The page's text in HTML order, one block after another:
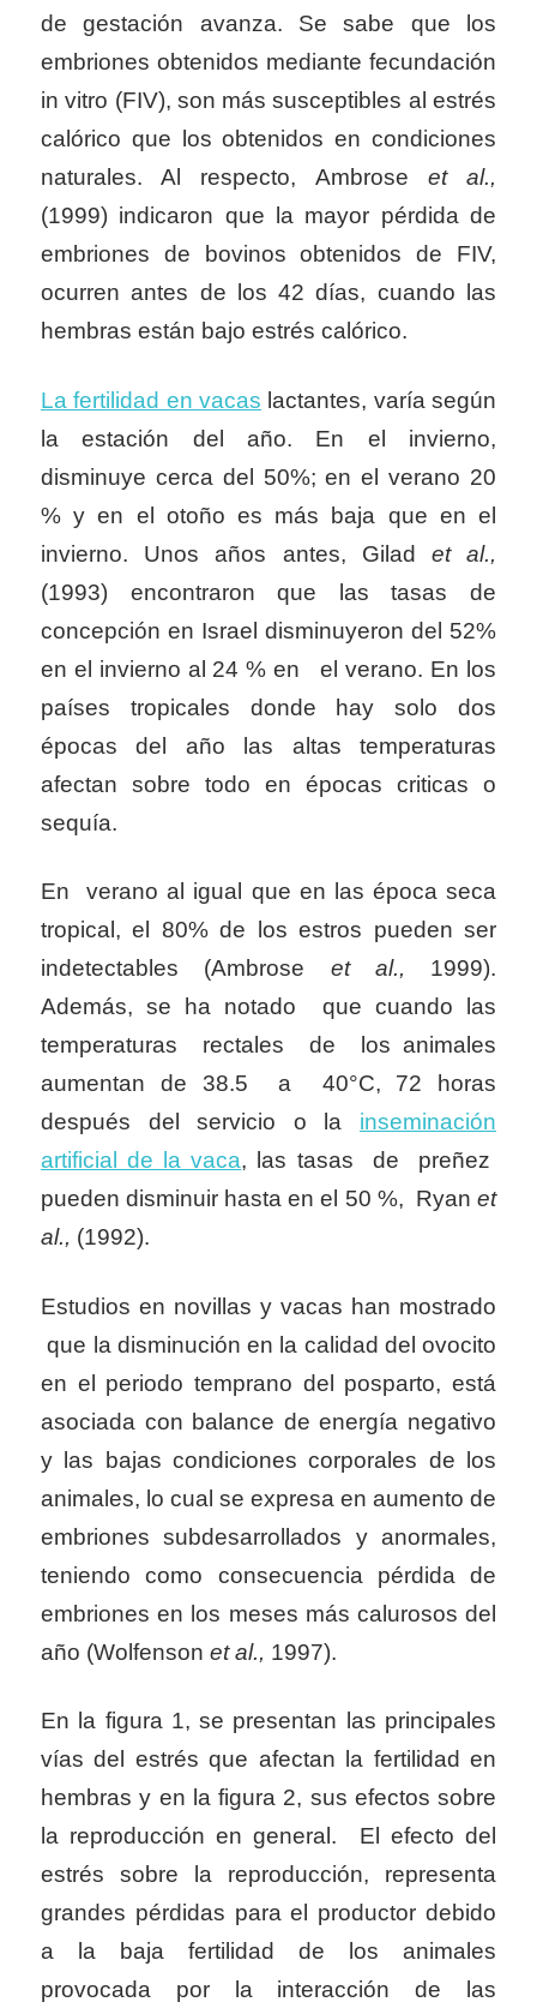
de gestación avanza. Se sabe que los
embriones obtenidos mediante fecundación
in vitro (FIV), son más susceptibles al estrés
calórico que los obtenidos en condiciones
naturales. Al respecto, Ambrose et al.,
(1999) indicaron que la mayor pérdida de
embriones de bovinos obtenidos de FIV,
ocurren antes de los 42 días, cuando las
hembras están bajo estrés calórico.
La fertilidad en vacas lactantes, varía según
la estación del año. En el invierno,
disminuye cerca del 50%; en el verano 20
% y en el otoño es más baja que en el
invierno. Unos años antes, Gilad et al.,
(1993) encontraron que las tasas de
concepción en Israel disminuyeron del 52%
en el invierno al 24 % en el verano. En los
países tropicales donde hay solo dos
épocas del año las altas temperaturas
afectan sobre todo en épocas criticas o
sequía.
En verano al igual que en las época seca
tropical, el 80% de los estros pueden ser
indetectables (Ambrose et al., 1999).
Además, se ha notado que cuando las
temperaturas rectales de los animales
aumentan de 38.5 a 40°C, 72 horas
después del servicio o la inseminación
artificial de la vaca, las tasas de preñez
pueden disminuir hasta en el 50 %, Ryan et
al., (1992).
Estudios en novillas y vacas han mostrado
que la disminución en la calidad del ovocito
en el periodo temprano del posparto, está
asociada con balance de energía negativo
y las bajas condiciones corporales de los
animales, lo cual se expresa en aumento de
embriones subdesarrollados y anormales,
teniendo como consecuencia pérdida de
embriones en los meses más calurosos del
año (Wolfenson et al., 1997).
En la figura 1, se presentan las principales
vías del estrés que afectan la fertilidad en
hembras y en la figura 2, sus efectos sobre
la reproducción en general. El efecto del
estrés sobre la reproducción, representa
grandes pérdidas para el productor debido
a la baja fertilidad de los animales
provocada por la interacción de las